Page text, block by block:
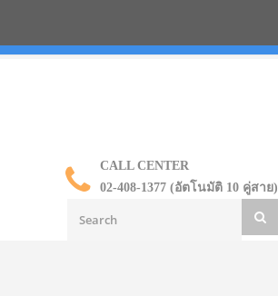
CALL CENTER
02-408-1377 (อัตโนมัติ 10 คู่สาย)
บด้าน ราคาส่ง